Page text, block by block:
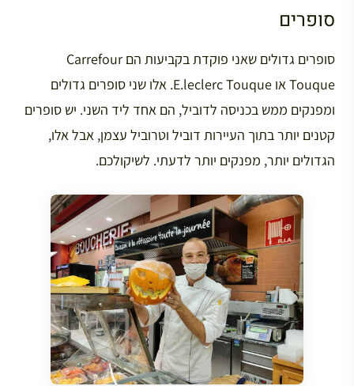
סופרים
סופרים גדולים שאני פוקדת בקביעות הם Carrefour
Touque או E.leclerc Touque. אלו שני סופרים גדולים
ומפנקים ממש בכניסה לדוביל, הם אחד ליד השני. יש סופרים
קטנים יותר בתוך העיירות דוביל וטרוביל עצמן, אבל אלו,
הגדולים יותר, מפנקים יותר לדעתי. לשיקולכם.